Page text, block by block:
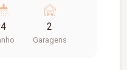
Gourmet Com
De Serviço Laje
Garagem 2 Vagas
4 2
Garagens